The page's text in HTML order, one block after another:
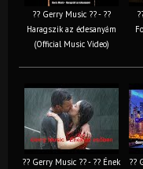
?? Gerry Music ?? - ??
Haragszik az édesanyám
(Official Music Video)
?? Gerry Music ?? - ?? Ének ??